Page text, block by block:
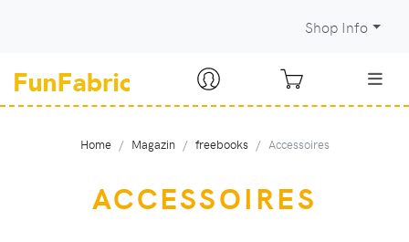
Shop Info
Home Magazin freebooks Accessoires
ACCESSOIRES